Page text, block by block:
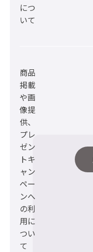
につ
いて
商品
掲載
や画
像提
供、
プレ
ゼン
トキ
ャン
ペー
ンへ
の利
用に
つい
て